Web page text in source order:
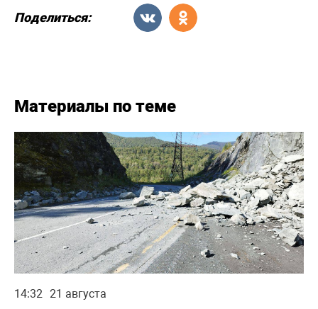
Поделиться:
Материалы по теме
14:32 21 августа